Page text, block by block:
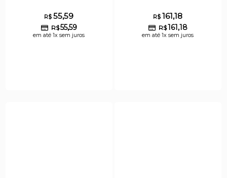
R$55,59
R$55,59
em até 1x sem juros
R$161,18
R$161,18
em até 1x sem juros